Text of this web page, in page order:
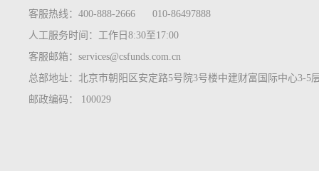
客服热线：400-888-2666 010-86497888
人工服务时间：工作日8:30至17:00
客服邮箱：services@csfunds.com.cn
总部地址：北京市朝阳区安定路5号院3号楼中建财富国际中心3-5
邮政编码： 100029